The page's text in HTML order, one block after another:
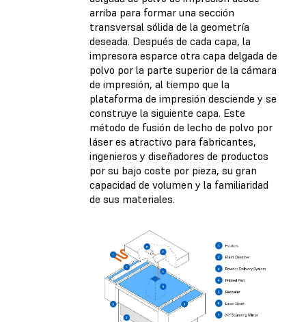
arriba para formar una sección
transversal sólida de la geometría
deseada. Después de cada capa, la
impresora esparce otra capa delgada de
polvo por la parte superior de la cámara
de impresión, al tiempo que la
plataforma de impresión desciende y se
construye la siguiente capa. Este
método de fusión de lecho de polvo por
láser es atractivo para fabricantes,
ingenieros y diseñadores de productos
por su bajo coste por pieza, su gran
capacidad de volumen y la familiaridad
de sus materiales.